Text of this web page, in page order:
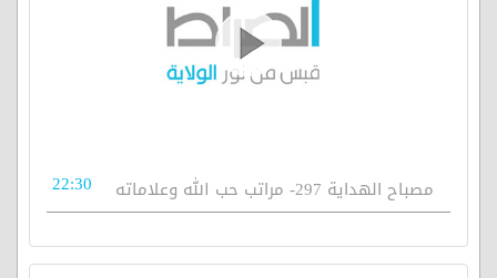
مصباح الهداية 297- مراتب حب الله وعلاماته 22:30